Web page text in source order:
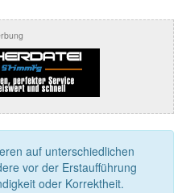
auf unterschiedlichen
vor der Erstaufführung
oder Korrektheit.